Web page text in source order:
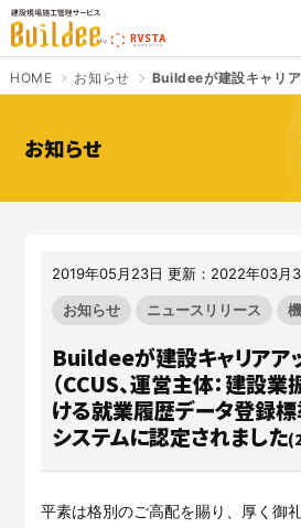
建設現場施工管理サービス Buildee（ビル
さよなら、紙マニフェスト 建設
入退場も、調整会議も、もっと
ラクに
Buildeeと連携した機器及びシス
テムを提供するサービスです。
CO₂
建設
の算
HOME お知らせ Buildeeが建設キャリ
お知らせ
2019年05月23日 更新：2022年03月
お知らせ ニュースリリース
Buildeeが建設キャリアア
（CCUS、運営主体：建設
ける就業履歴データ登録
システムに認定されました
平素は格別のご高配を賜り、厚く御